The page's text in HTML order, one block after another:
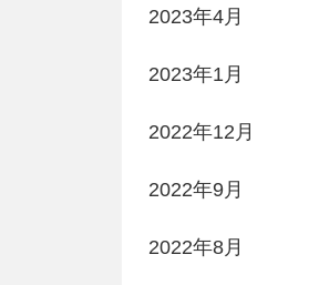
2023年4月
2023年1月
2022年12月
2022年9月
2022年8月